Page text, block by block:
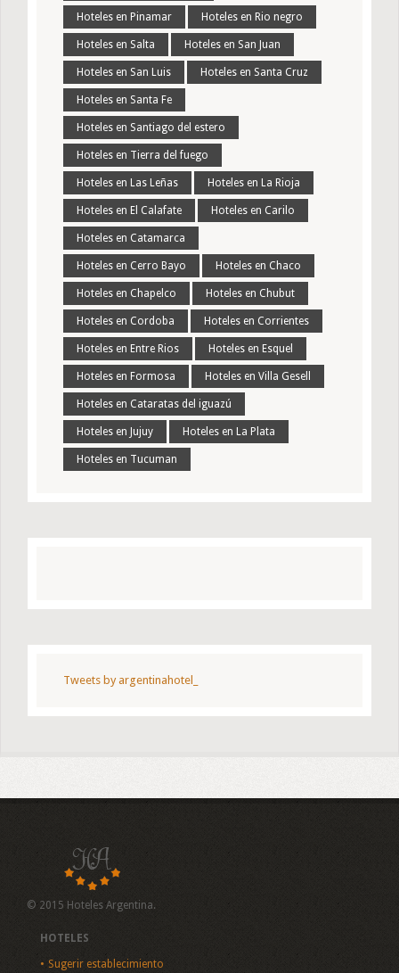
Hoteles en Pinamar Hoteles en Rio negro
Hoteles en Salta Hoteles en San Juan
Hoteles en San Luis Hoteles en Santa Cruz
Hoteles en Santa Fe
Hoteles en Santiago del estero
Hoteles en Tierra del fuego
Hoteles en Las Leñas Hoteles en La Rioja
Hoteles en El Calafate Hoteles en Carilo
Hoteles en Catamarca
Hoteles en Cerro Bayo Hoteles en Chaco
Hoteles en Chapelco Hoteles en Chubut
Hoteles en Cordoba Hoteles en Corrientes
Hoteles en Entre Rios Hoteles en Esquel
Hoteles en Formosa Hoteles en Villa Gesell
Hoteles en Cataratas del iguazú
Hoteles en Jujuy Hoteles en La Plata
Hoteles en Tucuman
Tweets by argentinahotel_
© 2015 Hoteles Argentina.
HOTELES
Sugerir establecimiento